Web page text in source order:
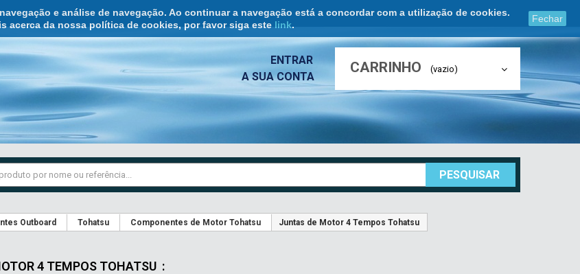
e análise de navegação. Ao continuar a navegação está a concordar com a utilização de cookies.
acerca da nossa política de cookies, por favor siga este link.
Fechar
CARRINHO (vazio)
ENTRAR
A SUA CONTA
PESQUISAR
Outboard Tohatsu Componentes de Motor Tohatsu Juntas de Motor 4 Tempos Tohatsu
4 TEMPOS TOHATSU :